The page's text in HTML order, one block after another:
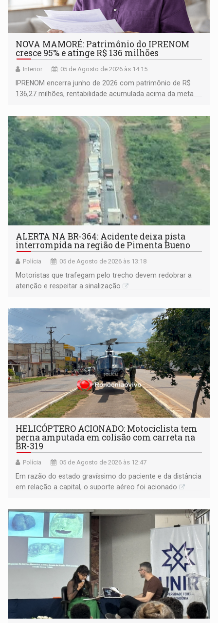
NOVA MAMORÉ: Patrimônio do IPRENOM
cresce 95% e atinge R$ 136 milhões
Interior 05 de Agosto de 2026 às 14:15
IPRENOM encerra junho de 2026 com patrimônio de R$
136,27 milhões, rentabilidade acumulada acima da meta
ALERTA NA BR-364: Acidente deixa pista
interrompida na região de Pimenta Bueno
Polícia 05 de Agosto de 2026 às 13:18
​Motoristas que trafegam pelo trecho devem redobrar a
atenção e respeitar a sinalização
HELICÓPTERO ACIONADO: Motociclista tem
perna amputada em colisão com carreta na
BR-319
Polícia 05 de Agosto de 2026 às 12:47
Em razão do estado gravíssimo do paciente e da distância
em relação a capital, o suporte aéreo foi acionado